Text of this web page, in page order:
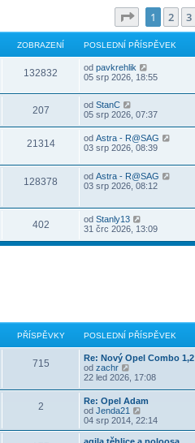
Stránka z
1 2 3
ZOBRAZENÍ POSLEDNÍ PŘÍSPĚVEK
132832 od pavkrehlik
05 srp 2026, 18:55
207 od StanC
05 srp 2026, 07:37
21314 od Astra - R@SAG
03 srp 2026, 08:39
128378 od Astra - R@SAG
03 srp 2026, 08:12
402 od Stanly13
31 črc 2026, 13:09
PŘÍSPĚVKY POSLEDNÍ PŘÍSPĚVEK
715
Re: Nový Opel Combo 1,2
od zachr
o
r
a
z
i
t
22 led 2026, 17:08
2
Re: Opel Adam
od Jenda21
o
b
r
04 srp 2014, 22:14